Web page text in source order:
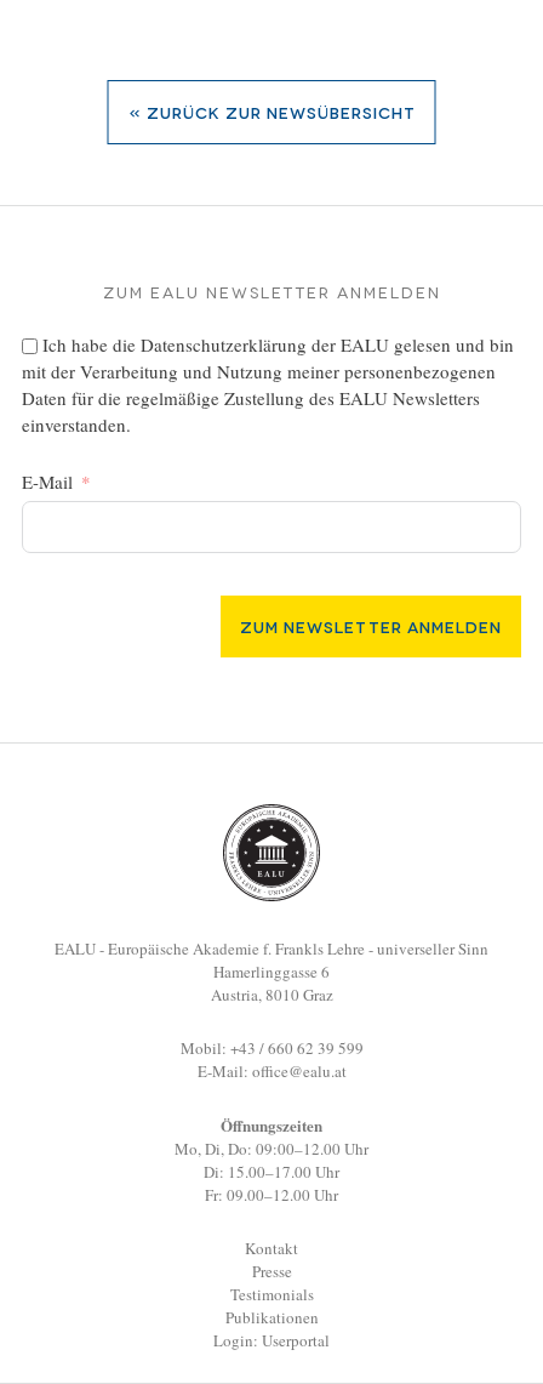
« zurück zur Newsübersicht
Zum EALU Newsletter anmelden
Ich habe die Datenschutzerklärung der EALU gelesen und bin
mit der Verarbeitung und Nutzung meiner personenbezogenen
Daten für die regelmäßige Zustellung des EALU Newsletters
einverstanden.
E-Mail
Zum Newsletter Anmelden
EALU - Europäische Akademie f. Frankls Lehre - universeller Sinn
Hamerlinggasse 6
Austria, 8010 Graz
Mobil: +43 / 660 62 39 599
E-Mail: office@ealu.at
Öffnungszeiten
Mo, Di, Do: 09:00–12.00 Uhr
Di: 15.00–17.00 Uhr
Fr: 09.00–12.00 Uhr
Kontakt
Presse
Testimonials
Publikationen
Login: Userportal